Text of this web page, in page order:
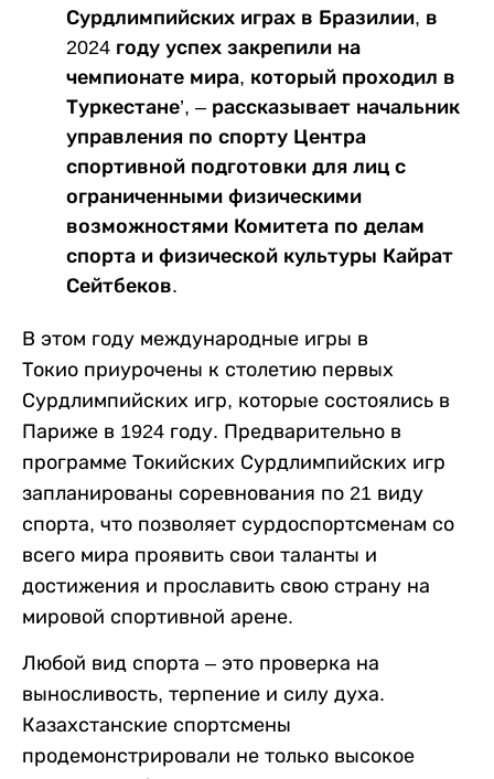
Сурдлимпийских играх в Бразилии, в
2024 году успех закрепили на
чемпионате мира, который проходил в
Туркестане’, – рассказывает начальник
управления по спорту Центра
спортивной подготовки для лиц с
ограниченными физическими
возможностями Комитета по делам
спорта и физической культуры Кайрат
Сейтбеков.
В этом году международные игры в
Токио приурочены к столетию первых
Сурдлимпийских игр, которые состоялись в
Париже в 1924 году. Предварительно в
программе Токийских Сурдлимпийских игр
запланированы соревнования по 21 виду
спорта, что позволяет сурдоспортсменам со
всего мира проявить свои таланты и
достижения и прославить свою страну на
мировой спортивной арене.
Любой вид спорта – это проверка на
выносливость, терпение и силу духа.
Казахстанские спортсмены
продемонстрировали не только высокое